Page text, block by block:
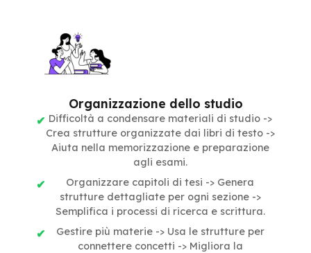
Organizzazione dello studio
Difficoltà a condensare materiali di studio ->
Crea strutture organizzate dai libri di testo ->
Aiuta nella memorizzazione e preparazione
agli esami.
Organizzare capitoli di tesi -> Genera
strutture dettagliate per ogni sezione ->
Semplifica i processi di ricerca e scrittura.
Gestire più materie -> Usa le strutture per
connettere concetti -> Migliora la